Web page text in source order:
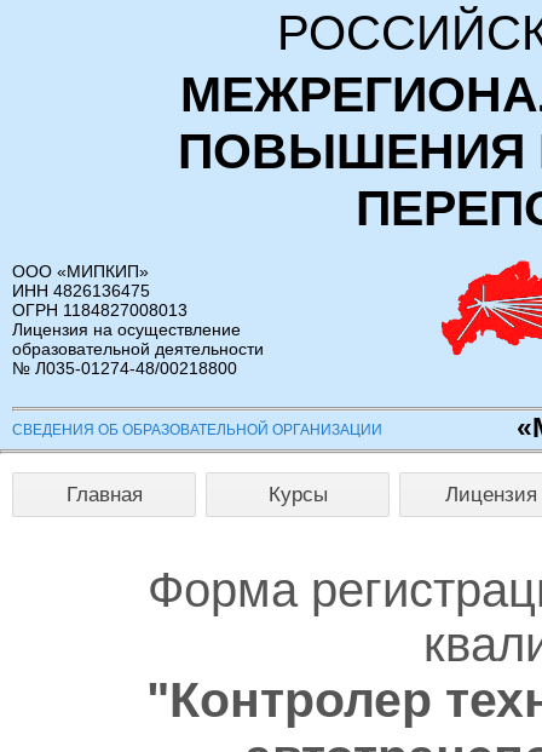
ПОВЫШЕНИЯ
ООО «МИПКИП»
ИНН 4826136475
ОГРН 1184827008013
Лицензия на осуществление
образовательной деятельности
№ Л035-01274-48/00218800
СВЕДЕНИЯ ОБ ОБРАЗОВАТЕЛЬНОЙ ОРГАНИЗАЦИИ
Главная Курсы Лицензия
Форма
"Контролер